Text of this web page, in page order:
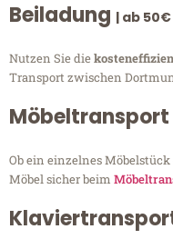
Beiladung | ab 50€
Nutzen Sie die
Transport zwischen
Möbeltransport
Ob ein einzelnes
Möbel sicher beim